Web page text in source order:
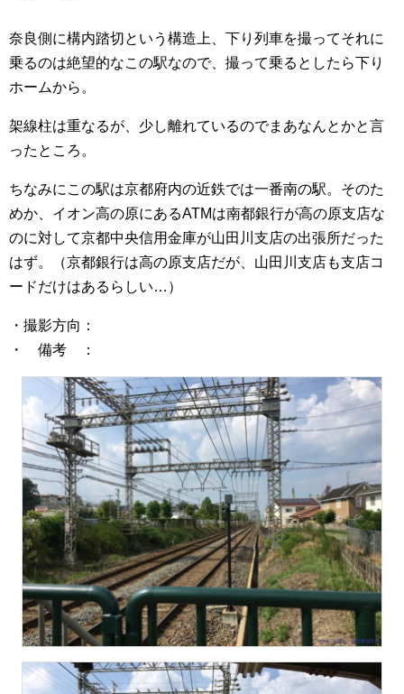
奈良側に構内踏切という構造上、下り列車を撮ってそれに
乗るのは絶望的なこの駅なので、撮って乗るとしたら下り
ホームから。
架線柱は重なるが、少し離れているのでまあなんとかと言
ったところ。
ちなみにこの駅は京都府内の近鉄では一番南の駅。そのた
めか、イオン高の原にあるATMは南都銀行が高の原支店な
のに対して京都中央信用金庫が山田川支店の出張所だった
はず。（京都銀行は高の原支店だが、山田川支店も支店コ
ードだけはあるらしい…）
・撮影方向：
・ 備考 ：